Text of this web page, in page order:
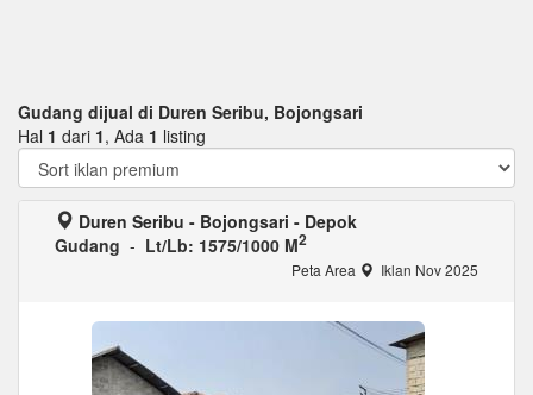
Gudang dijual di Duren Seribu, Bojongsari
Hal 1 dari 1, Ada 1 listing
Duren Seribu - Bojongsari - Depok
Gudang - Lt/Lb: 1575/1000 M2
Peta Area Iklan Nov 2025